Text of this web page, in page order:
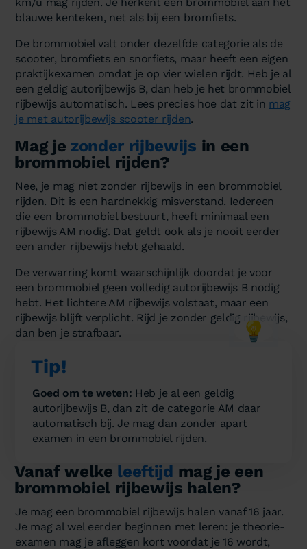
blauwe kenteken, net als bij een bromfiets.
De brommobiel valt onder dezelfde categorie als de
scooter, bromfiets en snorfiets, maar heeft een eigen
praktijkexamen omdat je op vier wielen rijdt. Heb je al
een geldig autorijbewijs B, dan heb je het brommobiel
rijbewijs automatisch. Lees precies hoe dat zit in mag
je met autorijbewijs scooter rijden.
Mag je zonder rijbewijs in een
brommobiel rijden?
Nee, je mag niet zonder rijbewijs in een brommobiel
rijden. Dit is een hardnekkig misverstand. Iedereen
die een brommobiel bestuurt, heeft minimaal een
rijbewijs AM nodig. Dat geldt ook als je nooit eerder
een ander rijbewijs hebt gehaald.
De verwarring komt waarschijnlijk doordat je voor
een brommobiel geen volledig autorijbewijs B nodig
hebt. Het lichtere AM rijbewijs volstaat, maar een
rijbewijs blijft verplicht. Rijd je zonder geldig rijbewijs,
dan ben je strafbaar.
Tip!
💡
Goed om te weten: Heb je al een geldig
autorijbewijs B, dan zit de categorie AM daar
automatisch bij. Je mag dan zonder apart
examen in een brommobiel rijden.
Vanaf welke leeftijd mag je een
brommobiel rijbewijs halen?
Je mag een brommobiel rijbewijs halen vanaf 16 jaar.
Je mag al wel eerder beginnen met leren: je theorie-
examen mag je afleggen kort voordat je 16 wordt,